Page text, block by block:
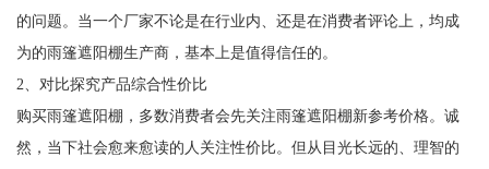
的问题。当一个厂家不论是在行业内、还是在消费者评论上，均成
为的雨篷遮阳棚生产商，基本上是值得信任的。
2、对比探究产品综合性价比
购买雨篷遮阳棚，多数消费者会先关注雨篷遮阳棚新参考价格。诚
然，当下社会愈来愈读的人关注性价比。但从目光长远的、理智的